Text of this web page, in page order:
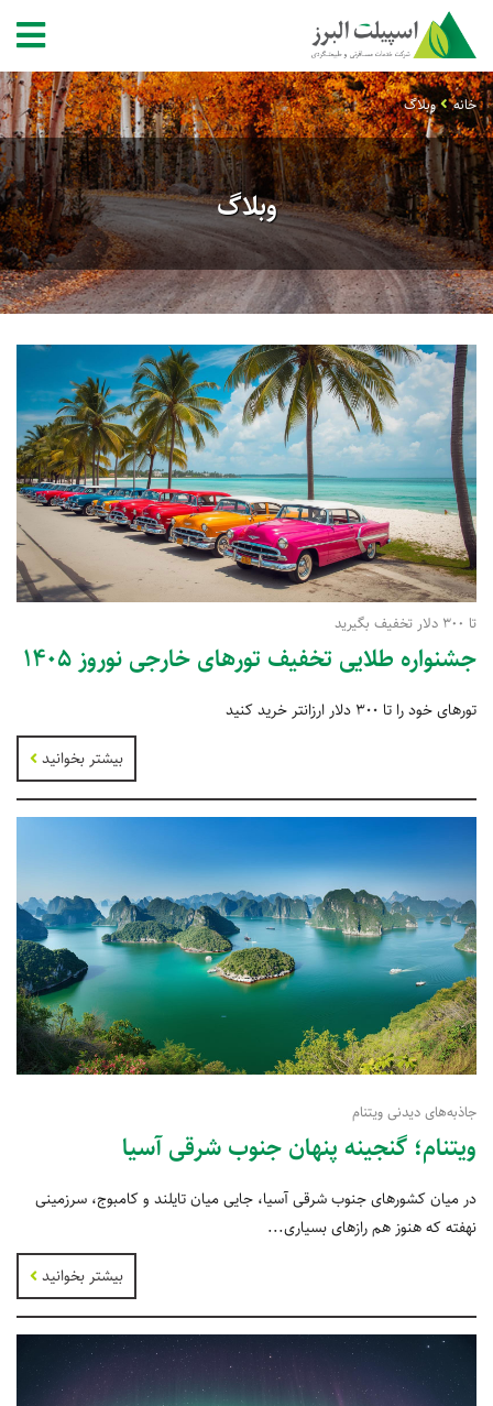
خانه وبلاگ
وبلاگ
تا 300 دلار تخفیف بگیرید
جشنواره طلایی تخفیف تورهای خارجی نوروز 1405
تورهای خود را تا 300 دلار ارزانتر خرید کنید
بیشتر بخوانید
جاذبه‌های دیدنی ویتنام
ویتنام؛ گنجینه پنهان جنوب شرقی آسیا
در میان کشورهای جنوب شرقی آسیا، جایی میان تایلند و کامبوج، سرزمینی
نهفته که هنوز هم رازهای بسیاری...
بیشتر بخوانید